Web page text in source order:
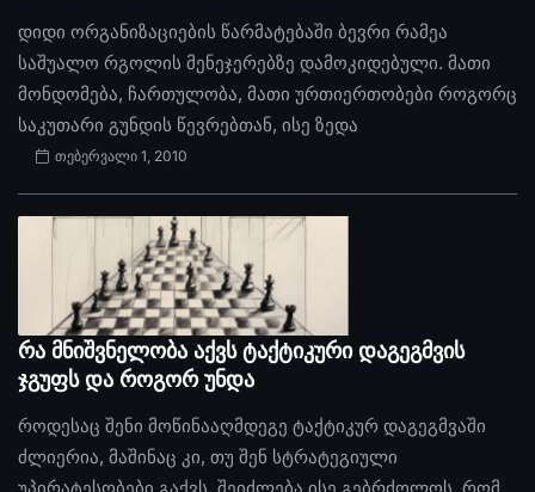
დიდი ორგანიზაციების წარმატებაში ბევრი რამეა
საშუალო რგოლის მენეჯერებზე დამოკიდებული. მათი
მონდომება, ჩართულობა, მათი ურთიერთობები როგორც
საკუთარი გუნდის წევრებთან, ისე ზედა
თებერვალი 1, 2010
რა მნიშვნელობა აქვს ტაქტიკური დაგეგმვის
ჯგუფს და როგორ უნდა
როდესაც შენი მოწინააღმდეგე ტაქტიკურ დაგეგმვაში
ძლიერია, მაშინაც კი, თუ შენ სტრატეგიული